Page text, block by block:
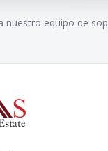
nuestro equipo de